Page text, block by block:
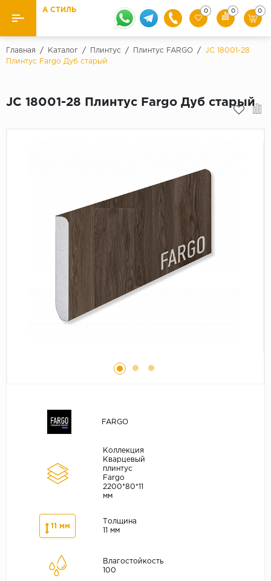
Назад Назад
Класс
32 класс
33 класс
Палитра
Паркетная доска
Кварцевый ламинат SPC
Подложка под паркет и ламинат
А СТИЛЬ 0 0 0
Главная / Каталог / Плинтус / Плинтус FARGO /
JC 18001-28
Плинтус Fargo Дуб старый
JC 18001-28 Плинтус Fargo Дуб старый
FARGO
Коллекция
Кварцевый
плинтус
Fargo
2200*80*11
мм
11 мм
Толщина
11 мм
Влагостойкость
100